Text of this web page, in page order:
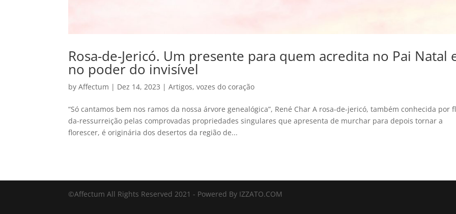
Rosa-de-Jericó. Um presente para quem acredita no Pai Natal
no poder do invisível
byAffectum | Dez 14, 2023 |Artigos,vozes do coração
“Só cantamos bem nos ramos da nossa árvore genealógica”, René Char A rosa-de-jericó, também conhecida por
da-ressurreição pelas comprovadas propriedades singulares que apresenta de murchar para depois tornar a
florescer, é originária dos desertos da região de...
©Affectum All Rights Reserved 2021 - Powered By IZZATO.COM